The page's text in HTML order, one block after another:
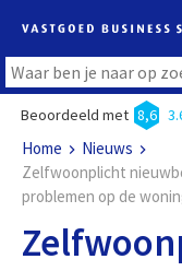
Beoordeeld met 8,6
Home
Nieuws
Zelfwoonplicht
problemen op de